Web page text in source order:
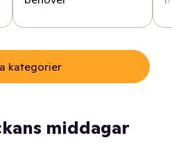
kategorier
middagar